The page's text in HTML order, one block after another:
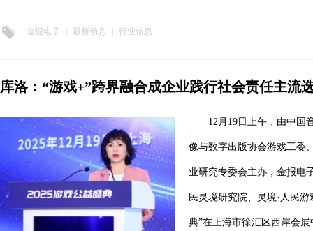
金报电子 最新动态 行业信息
库洛：“游戏+”跨界融合成企业践行社会责任主流
12月19日上午，由中国
像与数字出版协会游戏工委
业研究专委会主办，金报电
民灵境研究院、灵境·人民
典”在上海市徐汇区西岸会